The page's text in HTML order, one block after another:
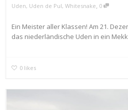
Uden, Uden de Pul, Whitesnake, 0
Ein Meister aller Klassen! Am 21.
das niederländische Uden in ein
0 likes